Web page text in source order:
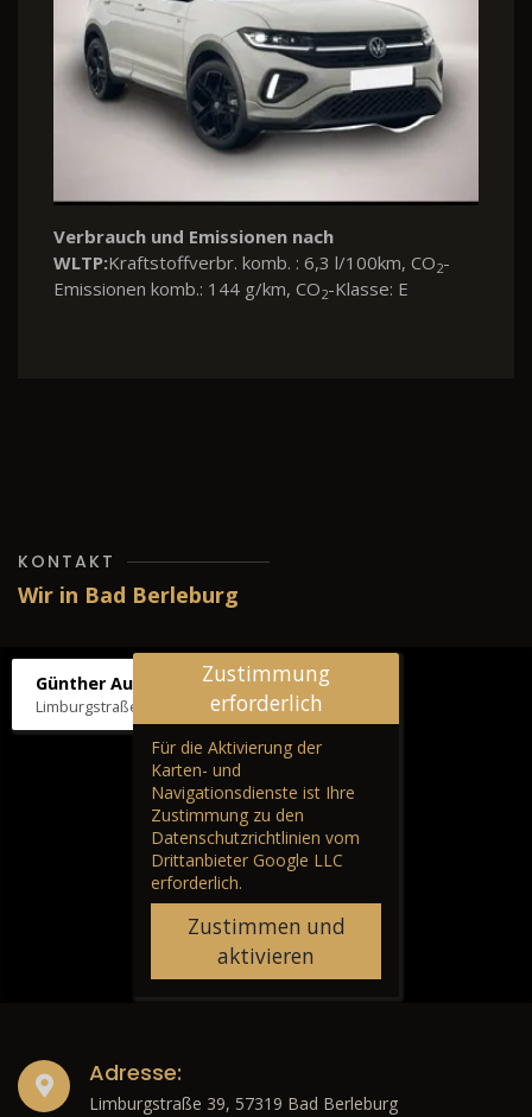
Verbrauch und Emissionen nach
WLTP:Kraftstoffverbr. komb. : 6,3 l/100km, CO2-
Emissionen komb.: 144 g/km, CO2-Klasse: E
KONTAKT
Wir in Bad Berleburg
Günther Autos & Service
Limburgstraße 39, 57319 Bad Berleburg
Zustimmung
erforderlich
Für die Aktivierung der
Karten- und
Navigationsdienste ist Ihre
Zustimmung zu den
Datenschutzrichtlinien vom
Drittanbieter Google LLC
erforderlich.
Zustimmen und
aktivieren
Adresse:
Limburgstraße 39, 57319 Bad Berleburg